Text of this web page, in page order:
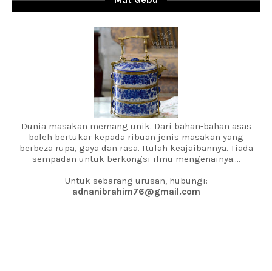
Dunia masakan memang unik. Dari bahan-bahan asas
boleh bertukar kepada ribuan jenis masakan yang
berbeza rupa, gaya dan rasa. Itulah keajaibannya. Tiada
sempadan untuk berkongsi ilmu mengenainya....
Untuk sebarang urusan, hubungi:
adnanibrahim76@gmail.com